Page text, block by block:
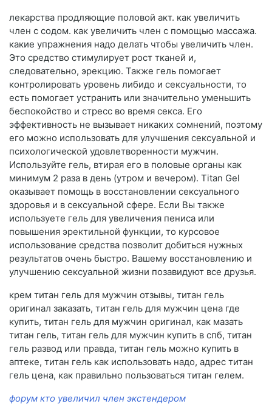
лекарства продляющие половой акт. как увеличить
член с содом. как увеличить член с помощью массажа.
какие упражнения надо делать чтобы увеличить член.
Это средство стимулирует рост тканей и,
следовательно, эрекцию. Также гель помогает
контролировать уровень либидо и сексуальности, то
есть помогает устранить или значительно уменьшить
беспокойство и стресс во время секса. Его
эффективность не вызывает никаких сомнений, поэтому
его можно использовать для улучшения сексуальной и
психологической удовлетворенности мужчин.
Используйте гель, втирая его в половые органы как
минимум 2 раза в день (утром и вечером). Titan Gel
оказывает помощь в восстановлении сексуального
здоровья и в сексуальной сфере. Если Вы также
используете гель для увеличения пениса или
повышения эректильной функции, то курсовое
использование средства позволит добиться нужных
результатов очень быстро. Вашему восстановлению и
улучшению сексуальной жизни позавидуют все друзья.
крем титан гель для мужчин отзывы, титан гель
оригинал заказать, титан гель для мужчин цена где
купить, титан гель для мужчин оригинал, как мазать
титан гель, титан гель для мужчин купить в спб, титан
гель развод или правда, титан гель можно купить в
аптеке, титан гель как использовать надо, адрес титан
гель цена, как правильно пользоваться титан гелем.
форум кто увеличил член экстендером